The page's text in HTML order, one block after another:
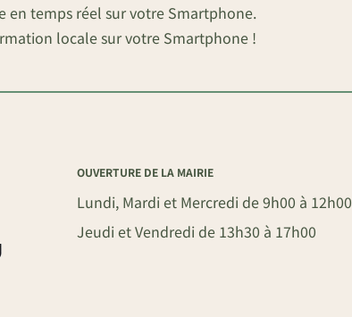
en temps réel sur votre Smartphone.
locale sur votre Smartphone !
OUVERTURE DE LA MAIRIE
Lundi, Mardi et Mercredi de 9h00 à 12h00
Jeudi et Vendredi de 13h30 à 17h00